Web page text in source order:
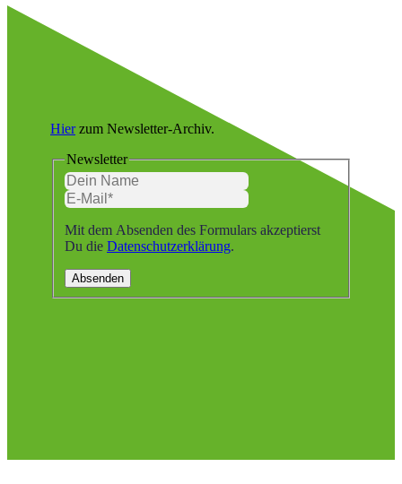
Hierzum Newsletter-Archiv.
Newsletter
Mit dem Absenden des Formulars akzeptierst
Du die Datenschutzerklärung.
Absenden